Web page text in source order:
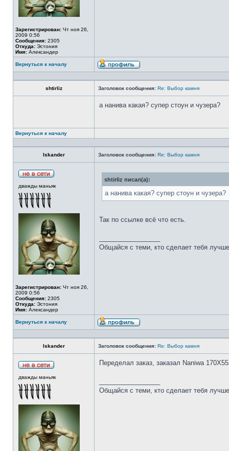
Зарегистрирован: Чт ноя 26,
2009 0:56
Сообщения: 2305
Откуда: Эстония
Имя: Александер
Вернуться к началу
shtirliz Заголовок сообщения: Re: Выбор камня
а нанива какая? супер стоун и чузера?
Вернуться к началу
Iskander Заголовок сообщения: Re: Выбор камня
дважды маньяк
Зарегистрирован: Чт ноя 26,
2009 0:56
Сообщения: 2305
Откуда: Эстония
Имя: Александер
shtirliz писал(а):
а нанива какая? супер стоун и чузера?
Так по ссылке всё что есть.
Общайся с теми, кто сделает тебя
Вернуться к началу
Iskander Заголовок сообщения: Re: Выбор камня
дважды маньяк
Переделал заказ, заказал Naniwa
Общайся с теми, кто сделает тебя